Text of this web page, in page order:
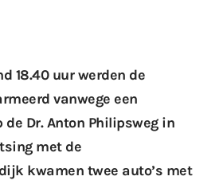
18.40 uur werden de
vanwege een
de Dr. Anton Philipsweg in
met de
kwamen twee auto’s met